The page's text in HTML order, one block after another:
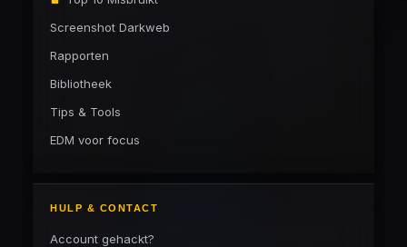
Screenshot Darkweb
Rapporten
Bibliotheek
Tips & Tools
EDM voor focus
HULP & CONTACT
Account gehackt?